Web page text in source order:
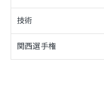
技術
関西選手権